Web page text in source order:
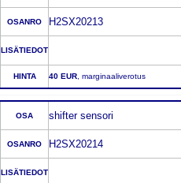
OSANRO H2SX20213
LISÄTIEDOT
HINTA 40 EUR , marginaaliverotus
OSA shifter sensori
OSANRO H2SX20214
LISÄTIEDOT